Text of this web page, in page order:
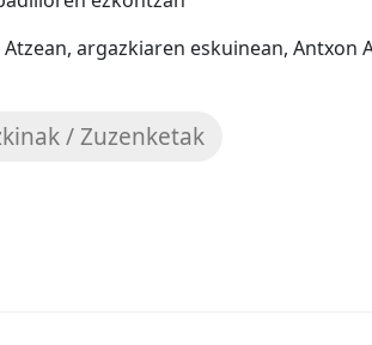
Atzean, argazkiaren eskuinean, Antxon
/ Zuzenketak